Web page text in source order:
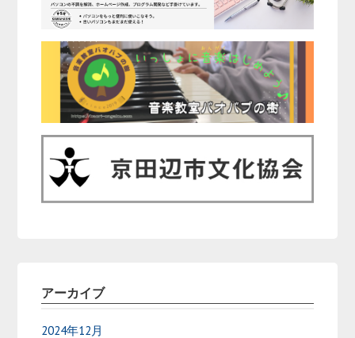
アーカイブ
2024年12月